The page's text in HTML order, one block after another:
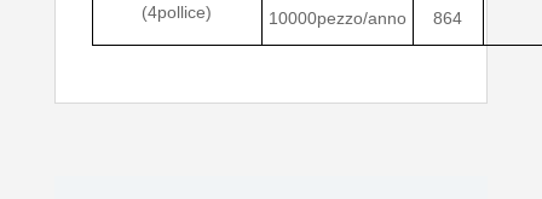
(4pollice)
10000pezzo/anno 864